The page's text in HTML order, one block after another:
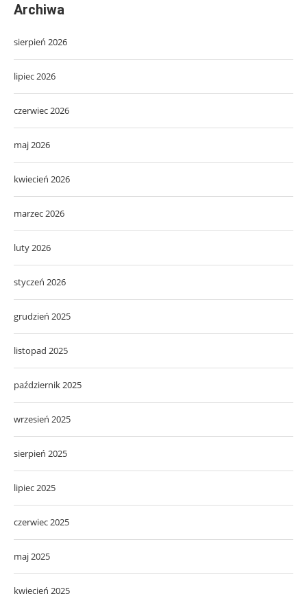
Archiwa
sierpień 2026
lipiec 2026
czerwiec 2026
maj 2026
kwiecień 2026
marzec 2026
luty 2026
styczeń 2026
grudzień 2025
listopad 2025
październik 2025
wrzesień 2025
sierpień 2025
lipiec 2025
czerwiec 2025
maj 2025
kwiecień 2025